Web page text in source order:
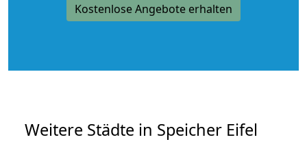
Kostenlose Angebote erhalten
Weitere Städte in Speicher Eifel